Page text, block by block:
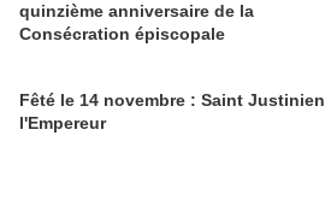
quinzième anniversaire de la
Consécration épiscopale
Fêté le 14 novembre : Saint Justinien
l'Empereur